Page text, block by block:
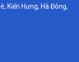
Kiến Hưng, Hà Đông,